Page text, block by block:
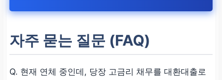
자주 묻는 질문 (FAQ)
Q. 현재 연체 중인데, 당장 고금리 채무를 대환대출로